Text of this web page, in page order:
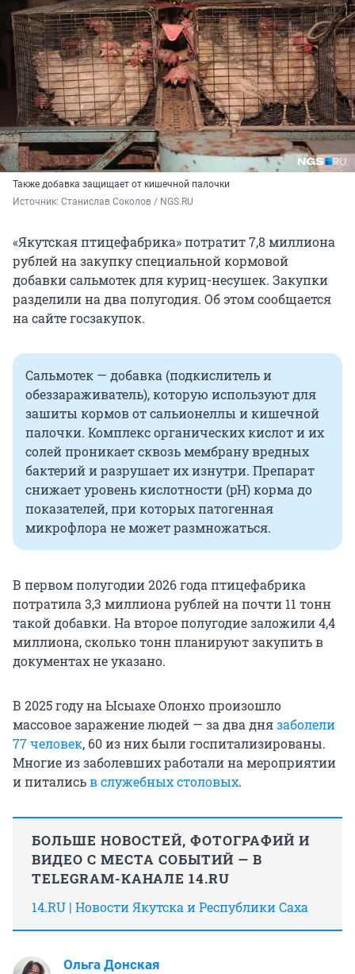
Также добавка защищает от кишечной палочки
Источник: Станислав Соколов / NGS.RU
«Якутская птицефабрика» потратит 7,8 миллиона
рублей на закупку специальной кормовой
добавки сальмотек для куриц-несушек. Закупки
разделили на два полугодия. Об этом сообщается
на сайте госзакупок.
Сальмотек — добавка (подкислитель и
обеззараживатель), которую используют для
зашиты кормов от сальионеллы и кишечной
палочки. Комплекс органических кислот и их
солей проникает сквозь мембрану вредных
бактерий и разрушает их изнутри. Препарат
снижает уровень кислотности (pH) корма до
показателей, при которых патогенная
микрофлора не может размножаться.
В первом полугодии 2026 года птицефабрика
потратила 3,3 миллиона рублей на почти 11 тонн
такой добавки. На второе полугодие заложили 4,4
миллиона, сколько тонн планируют закупить в
документах не указано.
В 2025 году на Ысыахе Олонхо произошло
массовое заражение людей — за два днязаболели
77 человек, 60 из них были госпитализированы.
Многие из заболевших работали на мероприятии
и питалисьв служебных столовых.
БОЛЬШЕ НОВОСТЕЙ, ФОТОГРАФИЙ И
ВИДЕО С МЕСТА СОБЫТИЙ — В
TELEGRAM-КАНАЛЕ 14.RU
14.RU | Новости Якутска и Республики Саха
Ольга Донская